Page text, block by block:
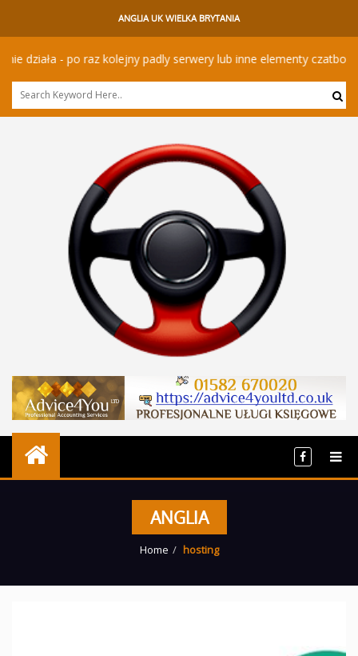
ANGLIA UK WIELKA BRYTANIA
- po raz kolejny padly serwery lub inne elementy czatbota
ANGLIA
Home hosting